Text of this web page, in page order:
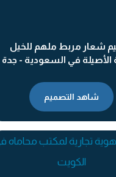
شعار مربط ملهم للخيل
الأصيلة في السعودية - جدة
شاهد التصميم